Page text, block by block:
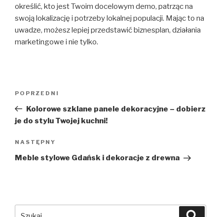
określić, kto jest Twoim docelowym demo, patrząc na
swoją lokalizację i potrzeby lokalnej populacji. Mając to na
uwadze, możesz lepiej przedstawić biznesplan, działania
marketingowe i nie tylko.
Poprzedni
wpis
POPRZEDNI
Kolorowe szklane panele dekoracyjne – dobierz
je do stylu Twojej kuchni!
Następny
wpis
NASTĘPNY
Meble stylowe Gdańsk i dekoracje z drewna